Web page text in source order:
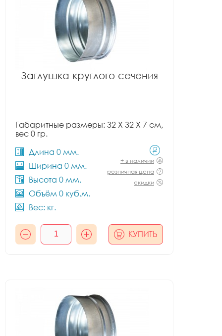
Заглушка круглого сечения
Габаритные размеры: 32 X 32 X 7 см,
вес 0 гр.
Длина 0 мм.
Ширина 0 мм.
Высота 0 мм.
Объём 0 куб.м.
Вес: кг.
+ в наличии
розничная цена
скидки
КУПИТЬ